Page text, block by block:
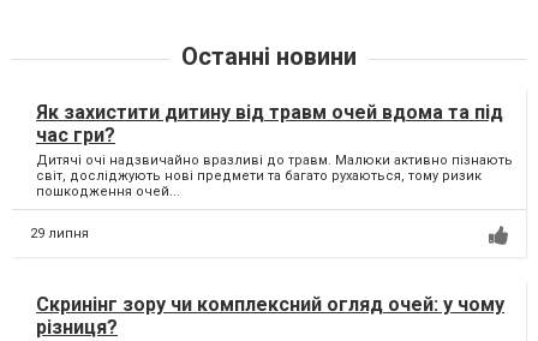
Останні новини
Як захистити дитину від травм очей вдома та під
час гри?
Дитячі очі надзвичайно вразливі до травм. Малюки активно пізнають
світ, досліджують нові предмети та багато рухаються, тому ризик
пошкодження очей...
29 липня
Скринінг зору чи комплексний огляд очей: у чому
різниця?